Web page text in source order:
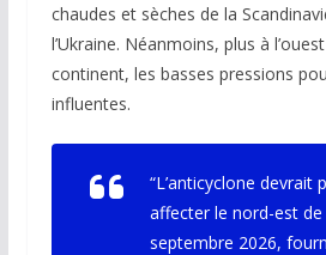
chaudes et sèches de la
l’Ukraine. Néanmoins, plus à
continent, les basses pressions
influentes.
“L’anticyclone devrait
affecter le nord-est de
septembre 2026,